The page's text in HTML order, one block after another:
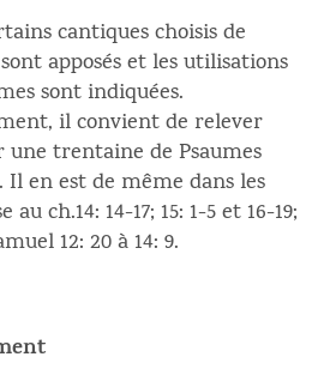
cantiques choisis de
apposés et les utilisations
sont indiquées.
il convient de relever
une trentaine de Psaumes
Il en est de même dans les
au ch.14: 14-17; 15: 1-5 et 16-19;
12: 20 à 14: 9.